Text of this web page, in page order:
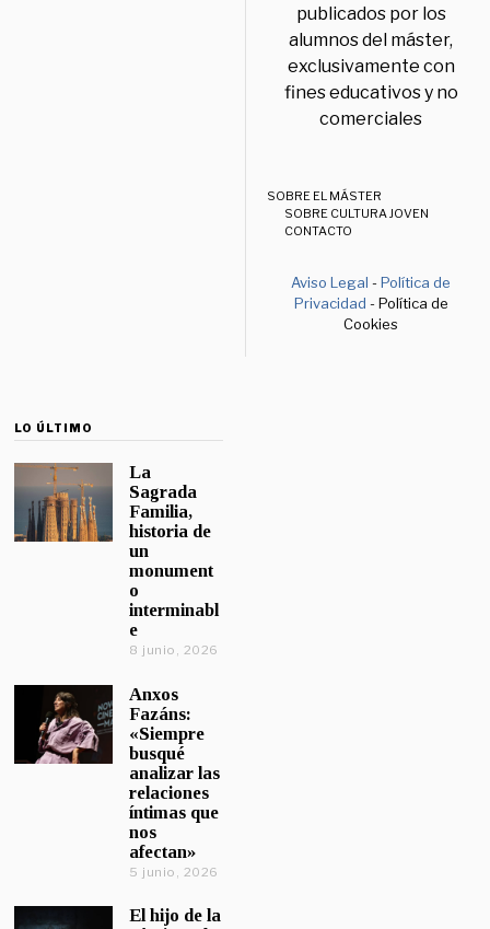
publicados por los
alumnos del máster,
exclusivamente con
fines educativos y no
comerciales
SOBRE EL MÁSTER
SOBRE CULTURA JOVEN
CONTACTO
Aviso Legal -Política de
Privacidad - Política de
Cookies
LO ÚLTIMO
La
Sagrada
Familia,
historia de
un
monument
o
interminabl
e
8 junio, 2026
Anxos
Fazáns:
«Siempre
busqué
analizar las
relaciones
íntimas que
nos
afectan»
5 junio, 2026
El hijo de la